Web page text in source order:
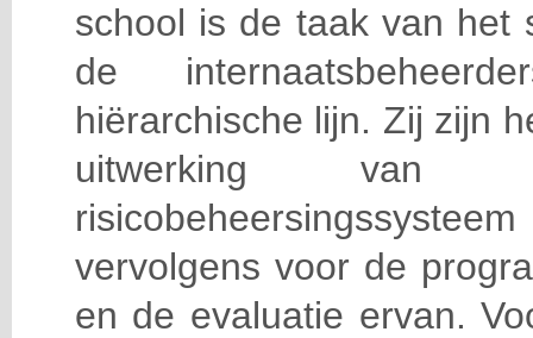
school is de taak van het
de
hiërarchische lijn. Zij zijn
uitwerking van
vervolgens voor de
en de evaluatie ervan.